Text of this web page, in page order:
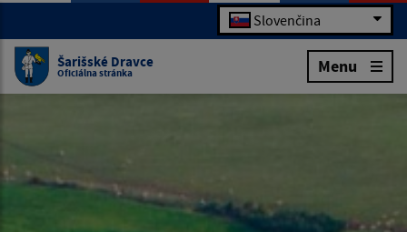
Slovenčina
Šarišské Dravce
Oficiálna stránka Menu